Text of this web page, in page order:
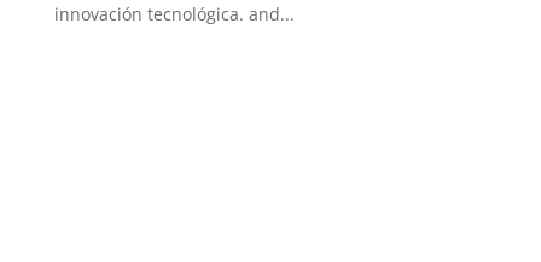
innovación tecnológica. and...